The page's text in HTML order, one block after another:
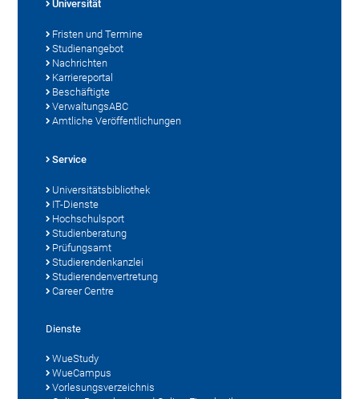
Universität
Fristen und Termine
Studienangebot
Nachrichten
Karriereportal
Beschäftigte
VerwaltungsABC
Amtliche Veröffentlichungen
Service
Universitätsbibliothek
IT-Dienste
Hochschulsport
Studienberatung
Prüfungsamt
Studierendenkanzlei
Studierendenvertretung
Career Centre
Dienste
WueStudy
WueCampus
Vorlesungsverzeichnis